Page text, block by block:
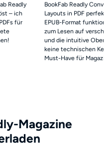
Readly
– ich
für
BookFab Readly
Layouts in PDF perfekt
EPUB-Format
zum Lesen auf
und die intuitive
keine technischen
Must-Have für Magazin-
Magazine